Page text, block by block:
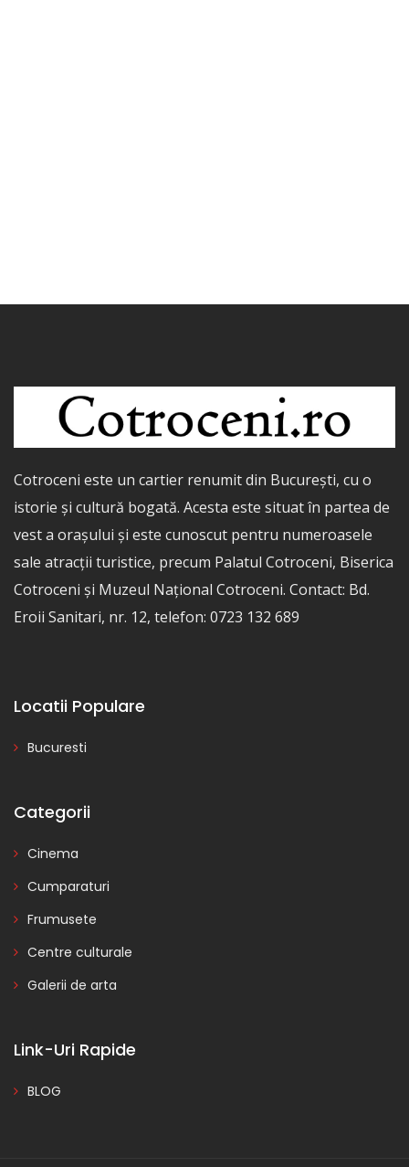
Cotroceni este un cartier renumit din București, cu o
istorie și cultură bogată. Acesta este situat în partea de
vest a orașului și este cunoscut pentru numeroasele
sale atracții turistice, precum Palatul Cotroceni, Biserica
Cotroceni și Muzeul Național Cotroceni. Contact: Bd.
Eroii Sanitari, nr. 12, telefon: 0723 132 689
Locatii Populare
Bucuresti
Categorii
Cinema
Cumparaturi
Frumusete
Centre culturale
Galerii de arta
Link-Uri Rapide
BLOG